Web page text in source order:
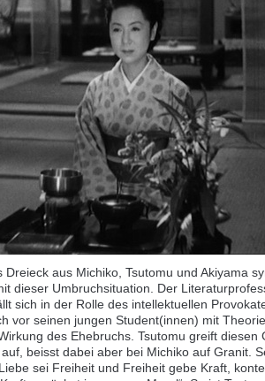
Dreieck aus Michiko, Tsutomu und Akiyama
dieser Umbruchsituation. Der
sich in der Rolle des intellektuellen
vor seinen jungen Student(innen) mit
des Ehebruchs. Tsutomu greift diesen
beisst dabei aber bei Michiko auf Granit.
sei Freiheit und Freiheit gebe Kraft,